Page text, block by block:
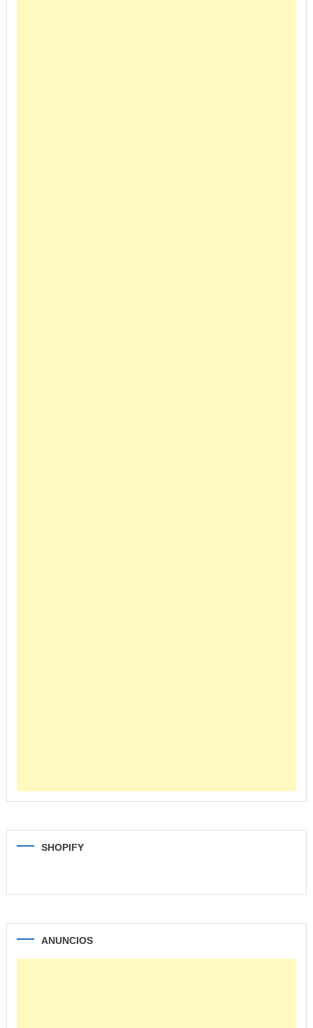
SHOPIFY
ANUNCIOS